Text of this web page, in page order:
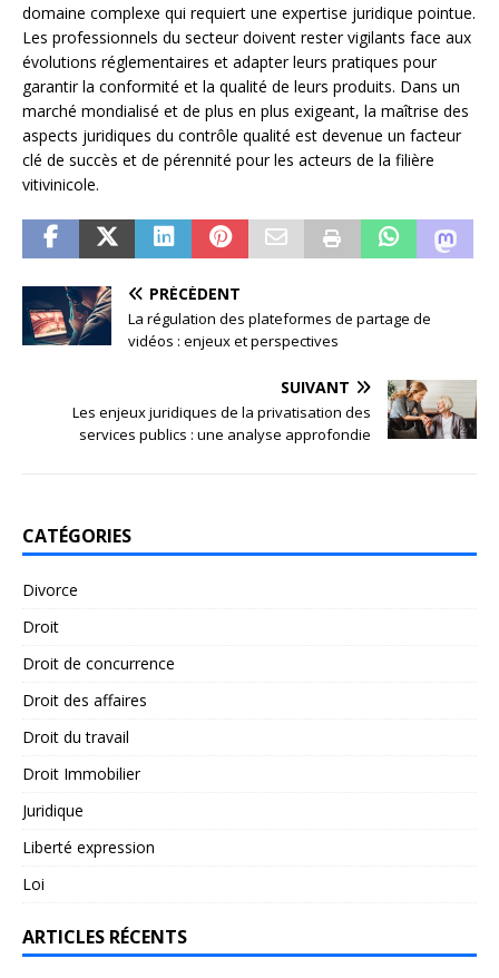
domaine complexe qui requiert une expertise juridique pointue.
Les professionnels du secteur doivent rester vigilants face aux
évolutions réglementaires et adapter leurs pratiques pour
garantir la conformité et la qualité de leurs produits. Dans un
marché mondialisé et de plus en plus exigeant, la maîtrise des
aspects juridiques du contrôle qualité est devenue un facteur
clé de succès et de pérennité pour les acteurs de la filière
vitivinicole.
PRÉCÉDENT
La régulation des plateformes de partage de
vidéos : enjeux et perspectives
SUIVANT
Les enjeux juridiques de la privatisation des
services publics : une analyse approfondie
CATÉGORIES
Divorce
Droit
Droit de concurrence
Droit des affaires
Droit du travail
Droit Immobilier
Juridique
Liberté expression
Loi
ARTICLES RÉCENTS